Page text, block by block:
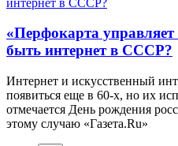
«Перфокарта
быть интернет в СССР?
Интернет и искусственный
появиться еще в 60-х, но их
отмечается День рождения
этому случаю «Газета.Ru»